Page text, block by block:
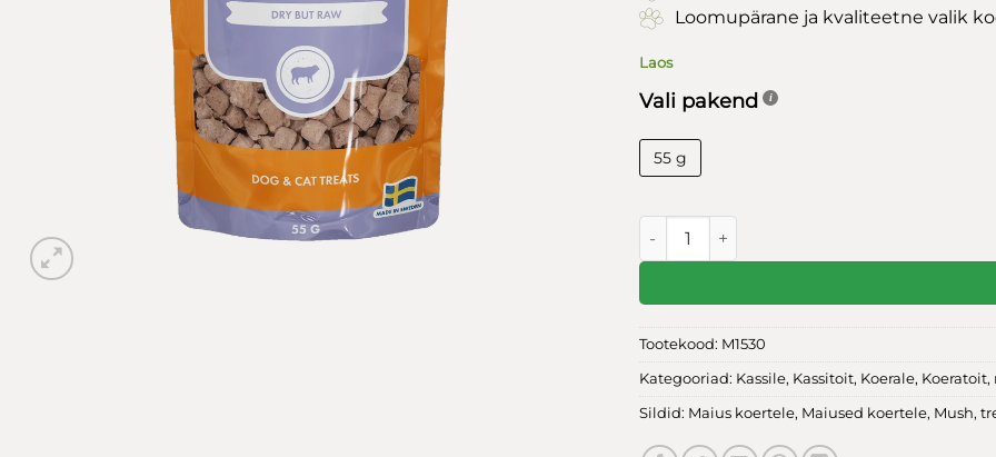
Loomupärane ja kvaliteetne valik
Laos
Vali pakend
55 g
Mush külmkuivatatud maius LAMMAS 55g
Tootekood: M1530
Kategooriad: Kassile, Kassitoit, Koerale, Koeratoit,
Sildid: Maius koertele, Maiused koertele, Mush,